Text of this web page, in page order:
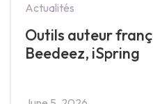
Actualités
Outils auteur
Beedeez, iSpring